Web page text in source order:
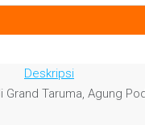
Deskripsi
Grand Taruma, Agung